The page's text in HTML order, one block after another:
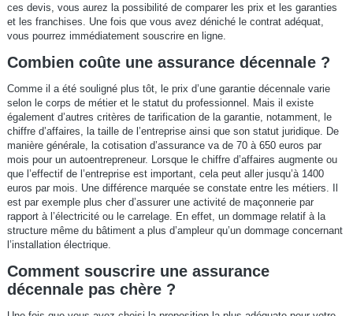
ces devis, vous aurez la possibilité de comparer les prix et les garanties
et les franchises. Une fois que vous avez déniché le contrat adéquat,
vous pourrez immédiatement souscrire en ligne.
Combien coûte une assurance décennale ?
Comme il a été souligné plus tôt, le prix d’une garantie décennale varie
selon le corps de métier et le statut du professionnel. Mais il existe
également d’autres critères de tarification de la garantie, notamment, le
chiffre d’affaires, la taille de l’entreprise ainsi que son statut juridique. De
manière générale, la cotisation d’assurance va de 70 à 650 euros par
mois pour un autoentrepreneur. Lorsque le chiffre d’affaires augmente ou
que l’effectif de l’entreprise est important, cela peut aller jusqu’à 1400
euros par mois. Une différence marquée se constate entre les métiers. Il
est par exemple plus cher d’assurer une activité de maçonnerie par
rapport à l’électricité ou le carrelage. En effet, un dommage relatif à la
structure même du bâtiment a plus d’ampleur qu’un dommage concernant
l’installation électrique.
Comment souscrire une assurance
décennale pas chère ?